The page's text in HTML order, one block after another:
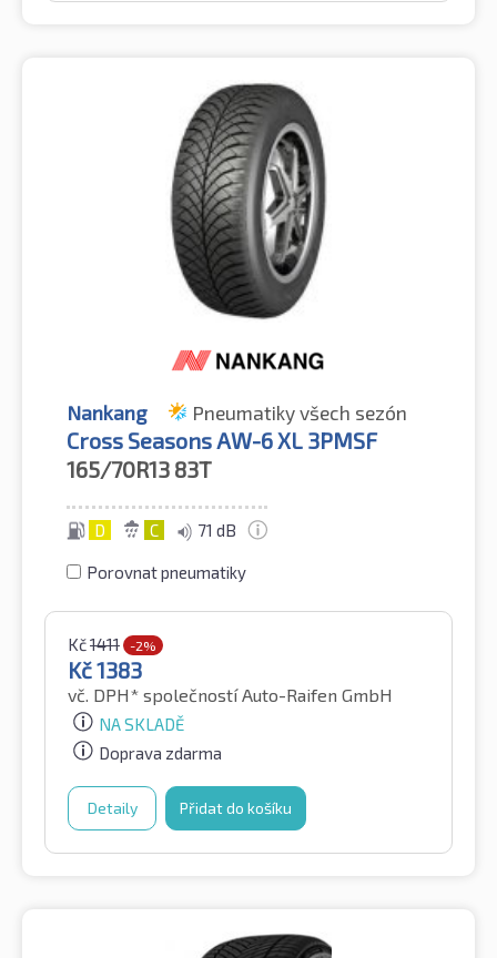
Nankang Pneumatiky všech sezón
Cross Seasons AW-6 XL 3PMSF
165/70R13 83T
D C 71 dB
Porovnat pneumatiky
Kč1411 -2%
Kč1383
vč. DPH* společností Auto-Raifen GmbH
NA SKLADĚ
Doprava zdarma
Detaily Přidat do košíku